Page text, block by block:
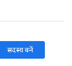
सदस्य बनें